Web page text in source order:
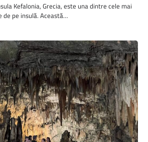
Kefalonia, Grecia, este una dintre cele mai
de pe insulă. Această…